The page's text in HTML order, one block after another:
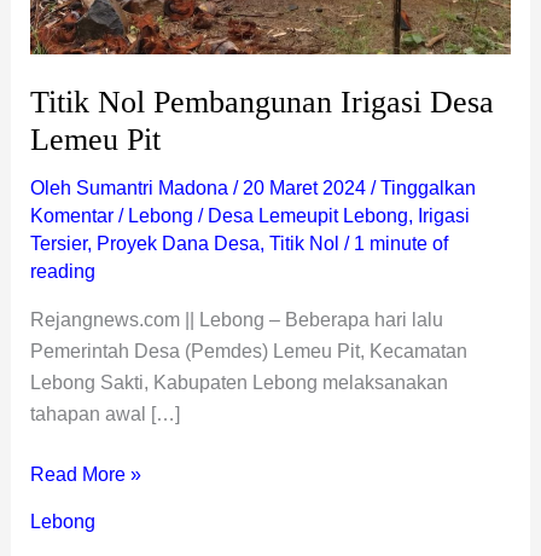
Titik Nol Pembangunan Irigasi Desa
Lemeu Pit
Oleh Sumantri Madona / 20 Maret 2024 /Tinggalkan
Komentar / Lebong / Desa Lemeupit Lebong, Irigasi
Tersier, Proyek Dana Desa, Titik Nol / 1 minute of
reading
Rejangnews.com || Lebong – Beberapa hari lalu
Pemerintah Desa (Pemdes) Lemeu Pit, Kecamatan
Lebong Sakti, Kabupaten Lebong melaksanakan
tahapan awal […]
Read More »
Lebong